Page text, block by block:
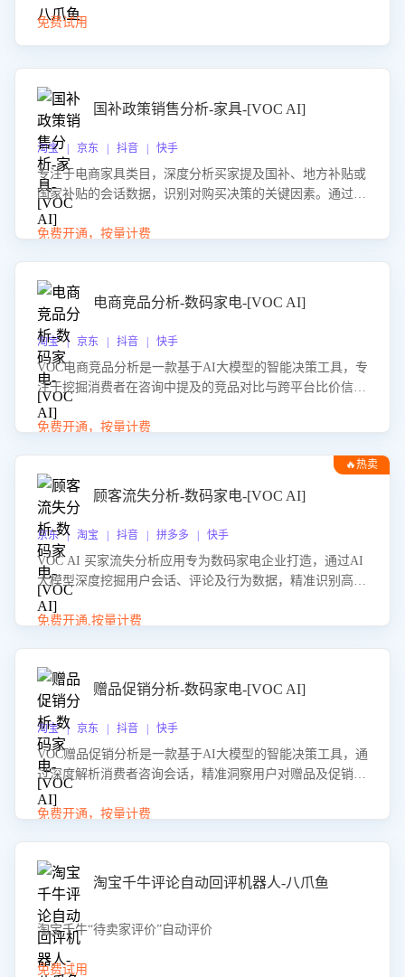
免费试用
国补政策销售分析-家具-[VOC AI]
淘宝 | 京东 | 抖音 | 快手
专注于电商家具类目，深度分析买家提及国补、地方补贴或
国家补贴的会话数据，识别对购买决策的关键因素。通过AI
大模型评估客服在政策宣传、回应及互动中的表现，生成优
化策略，助力商家利用国补政策提升GMV。
免费开通，按量计费
电商竞品分析-数码家电-[VOC AI]
淘宝 | 京东 | 抖音 | 快手
VOC电商竞品分析是一款基于AI大模型的智能决策工具，专
注于挖掘消费者在咨询中提及的竞品对比与跨平台比价信
息。该应用能够精准识别被频繁对比的竞品品牌、咨询量、
商品信息，进行多维度交叉对比，并分析消费者的比价行
企业优化营销话术、突出产品与服务优势，有效提升咨询转
化率，避免陷入单纯价格竞争，实现精准扬长避短。
免费开通，按量计费
🔥热卖
顾客流失分析-数码家电-[VOC AI]
京东 | 淘宝 | 抖音 | 拼多多 | 快手
VOC AI 买家流失分析应用专为数码家电企业打造，通过AI
大模型深度挖掘用户会话、评论及行为数据，精准识别高流
失风险客户，并定位流失原因：包括产品质量缺陷、售后响
应延迟、竞品价格冲击等。系统自动输出可落地的挽回策
免费开通,按量计费
赠品促销分析-数码家电-[VOC AI]
淘宝 | 京东 | 抖音 | 快手
VOC赠品促销分析是一款基于AI大模型的智能决策工具，通
过深度解析消费者咨询会话，精准洞察用户对赠品及促销政
策的真实偏好与需求。该应用可识别高吸引力赠品和热门促
销诉求，帮助企业制定个性化赠品组合策略，优化资源投放
免费开通，按量计费
淘宝千牛评论自动回评机器人-八爪鱼
淘宝千牛“待卖家评价”自动评价
免费试用